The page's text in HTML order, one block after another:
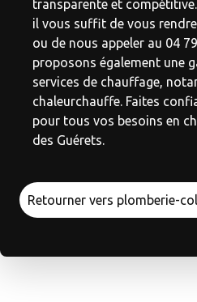
transparente et
il vous suffit de vous
ou de nous appeler au 04
proposons également une
services de chauffage,
chaleurchauffe. Faites
pour tous vos besoins en
des Guérets.
Retourner vers plomberie-